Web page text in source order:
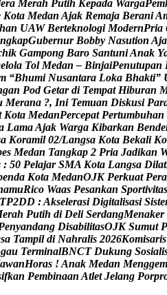
era Merah Putih Kepada WargaPem
Kota Medan Ajak Remaja BeraniA
han UAW Berteknologi ModernPria
ngkapGubernur Bobby Nasution Aja
hik Gampong Baro SantuniAnak Y
elola Tol Medan – BinjaiPenutupan
“Bhumi Nusantara Loka Bhakti”
gan Pod Getar di Tempat Hiburan
Merana ?, Ini Temuan Diskusi Par
Kota MedanPercepat Pertumbuhan
LamaAjak Warga Kibarkan Bende
a Koramil 02/Langsa Kota Bekali Ko
es Medan Tangkap 2 Pria Jadikan
: 50 Pelajar SMA Kota Langsa Dilat
enda Kota MedanOJK Perkuat Pera
amuRico Waas Pesankan Sportivitas
TP2DD :Akselerasi Digitalisasi Siste
erah Putih di Deli SerdangMenaker
enyandang DisabilitasOJK Sumut P
sa Tampil di Nahralis 2026Komisaris
gau TerminalBNCT Dukung Sosiali
awanHoras !Anak Medan Menggem
ifkan Pembinaan Atlet Jelang Porpr